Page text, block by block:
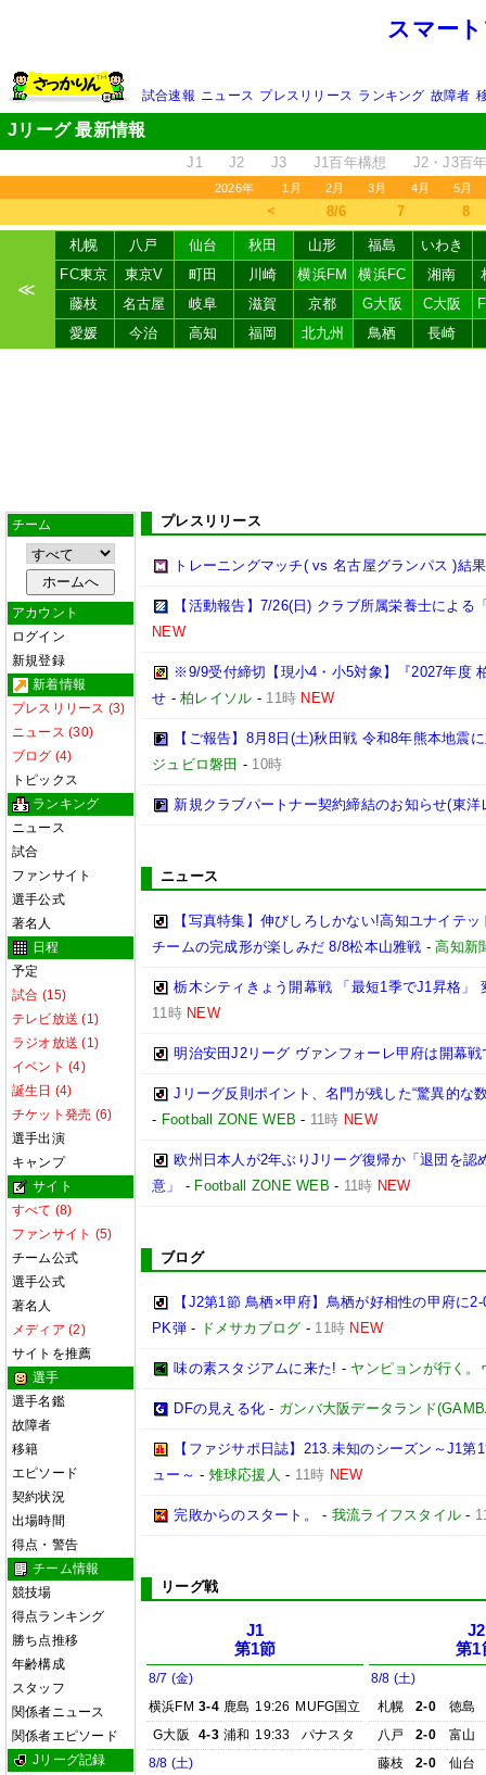
スマー
試合速報 ニュース プレスリリース ランキング 故障者
Jリーグ 最新情報
J1 J2 J3 J1百年構想 J2・J3百
2026年 1月 2月 3月 4月 5月
＜ 8/6 7 8
≪
札幌 八戸 仙台 秋田 山形 福島
いわき
FC東京
東京V 町田 川崎 横浜FM 横浜FC 湘南
藤枝
名古屋 岐阜 滋賀 京都 G大阪 C大阪
愛媛
今治 高知 福岡 北九州 鳥栖 長崎
チーム
アカウント
ログイン
新規登録
新着情報
プレスリリース (3)
ニュース (30)
ブログ (4)
トピックス
ランキング
ニュース
試合
ファンサイト
選手公式
著名人
日程
予定
試合 (15)
テレビ放送 (1)
ラジオ放送 (1)
イベント (4)
誕生日 (4)
チケット発売 (6)
選手出演
キャンプ
サイト
すべて (8)
ファンサイト (5)
チーム公式
選手公式
著名人
メディア (2)
サイトを推薦
選手
選手名鑑
故障者
移籍
エピソード
契約状況
出場時間
得点・警告
チーム情報
競技場
得点ランキング
勝ち点推移
年齢構成
スタッフ
関係者ニュース
関係者エピソード
Jリーグ記録
プレスリリース
トレーニングマッチ( vs 名古屋グランパス )結
【活動報告】7/26(日) クラブ所属栄養士による
NEW
※9/9受付締切【現小4・小5対象】『2027年度
せ -柏レイソル - 11時 NEW
【ご報告】8月8日(土)秋田戦 令和8年熊本地震
ジュビロ磐田 - 10時
新規クラブパートナー契約締結のお知らせ(東洋
ニュース
【写真特集】伸びしろしかない!高知ユナイテ
チームの完成形が楽しみだ 8/8松本山雅戦 -高知新
栃木シティきょう開幕戦 「最短1季でJ1昇格」
11時 NEW
明治安田J2リーグ ヴァンフォーレ甲府は開幕
Jリーグ反則ポイント、名門が残した“驚異的
- Football ZONE WEB - 11時 NEW
欧州日本人が2年ぶりJリーグ復帰か「退団を
意」
- Football ZONE WEB - 11時 NEW
ブログ
【J2第1節 鳥栖×甲府】鳥栖が好相性の甲府に
PK弾- ドメサカブログ - 11時 NEW
味の素スタジアムに来た! - ヤンピョンが行く
DFの見える化 - ガンバ大阪データランド
【ファジサポ日誌】213.未知のシーズン～J1
ュー～ - 雉球応援人 - 11時 NEW
完敗からのスタート。 - 我流ライフスタイル -
リーグ戦
J1
第1節
8/7 (金)
横浜FM 3-4 鹿島 19:26 MUFG国立
G大阪
4-3 浦和 19:33
パナスタ
8/8 (土)
J2
第1
8/8 (土)
札幌
2-0
徳島
八戸
2-0
富山
藤枝
2-0
仙台